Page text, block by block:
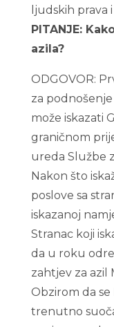
ljudskih prava
PITANJE:
azila?
ODGOVOR:
za podnošenje
može iskazati
graničnom
ureda Službe
Nakon što
poslove sa
iskazanoj
Stranac koji
da u roku
zahtjev za azil
Obzirom da se
trenutno